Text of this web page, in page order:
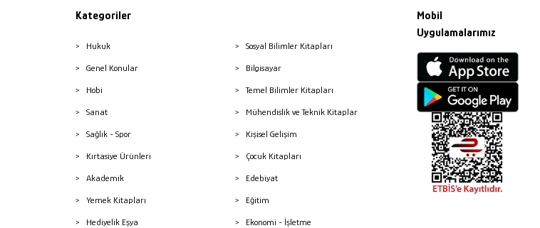
Kategoriler
Hukuk
Genel Konular
Hobi
Sanat
Sağlık - Spor
Kırtasiye Ürünleri
Akademik
Yemek Kitapları
Hediyelik Eşya
Sosyal Bilimler Kitapları
Bilgisayar
Temel Bilimler Kitapları
Mühendislik ve Teknik Kitaplar
Kişisel Gelişim
Çocuk Kitapları
Edebiyat
Eğitim
Ekonomi - İşletme
Mobil
Uygulamalarımız